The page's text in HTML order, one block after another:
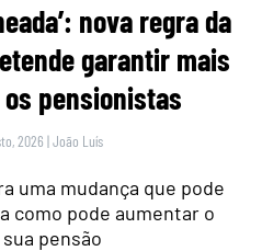
nova regra da
garantir mais
pensionistas
2026 |João Luís
uma mudança que pode
como pode aumentar o
pensão